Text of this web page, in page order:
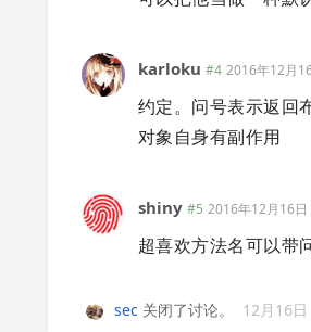
karloku #4 2016年12月
约定。问号表示返回
对象自身有副作用
shiny #5 2016年12月16日
超喜欢方法名可以带
sec 关闭了讨论。 12月16日